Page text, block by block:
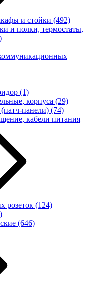
и стойки (492)
и полки, термостаты,
(1)
корпуса (29)
панели) (74)
кабели питания
розеток (124)
(646)